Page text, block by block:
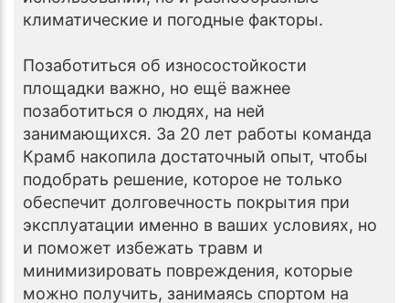
климатические и погодные факторы.
Позаботиться об износостойкости
площадки важно, но ещё важнее
позаботиться о людях, на ней
занимающихся. За 20 лет работы команда
Крамб накопила достаточный опыт, чтобы
подобрать решение, которое не только
обеспечит долговечность покрытия при
эксплуатации именно в ваших условиях, но
и поможет избежать травм и
минимизировать повреждения, которые
можно получить, занимаясь спортом на